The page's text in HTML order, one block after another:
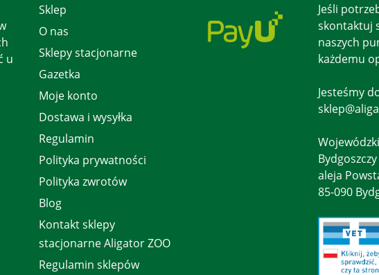
u
Sklep
O nas
Sklepy stacjonarne
Gazetka
Moje konto
Dostawa i wysyłka
Regulamin
Polityka prywatności
Polityka zwrotów
Blog
Kontakt sklepy
stacjonarne Aligator ZOO
Regulamin sklepów
Jeśli
skontaktuj
naszych
każdemu
Jesteśmy
Bydgoszczy
aleja
85-090